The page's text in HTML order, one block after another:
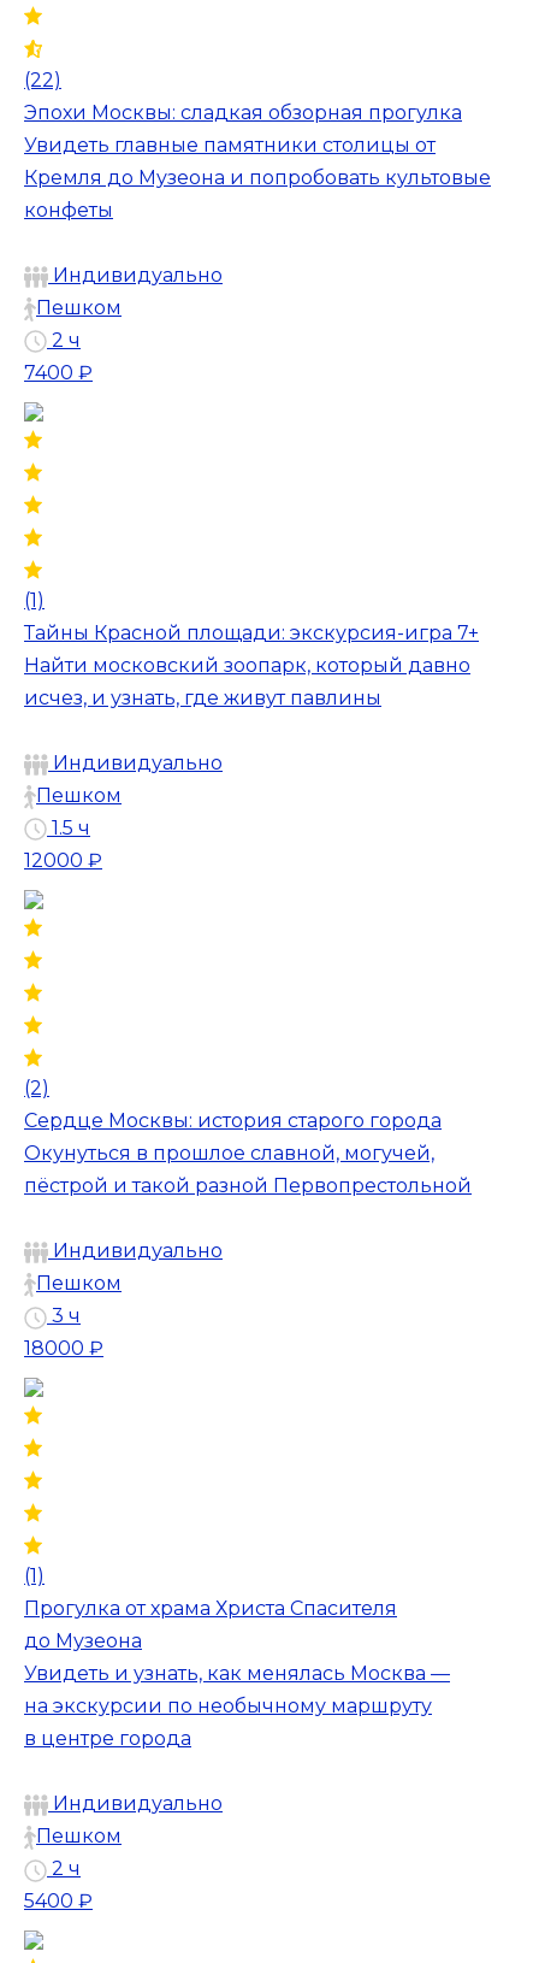
(22)
Эпохи Москвы: сладкая обзорная прогулка
Увидеть главные памятники столицы от
Кремля до Музеона и попробовать культовые
конфеты
Индивидуально
Пешком
2 ч
7400 ₽
(1)
Тайны Красной площади: экскурсия-игра 7+
Найти московский зоопарк, который давно
исчез, и узнать, где живут павлины
Индивидуально
Пешком
1.5 ч
12000 ₽
(2)
Сердце Москвы: история старого города
Окунуться в прошлое славной, могучей,
пёстрой и такой разной Первопрестольной
Индивидуально
Пешком
3 ч
18000 ₽
(1)
Прогулка от храма Христа Спасителя
до Музеона
Увидеть и узнать, как менялась Москва —
на экскурсии по необычному маршруту
в центре города
Индивидуально
Пешком
2 ч
5400 ₽